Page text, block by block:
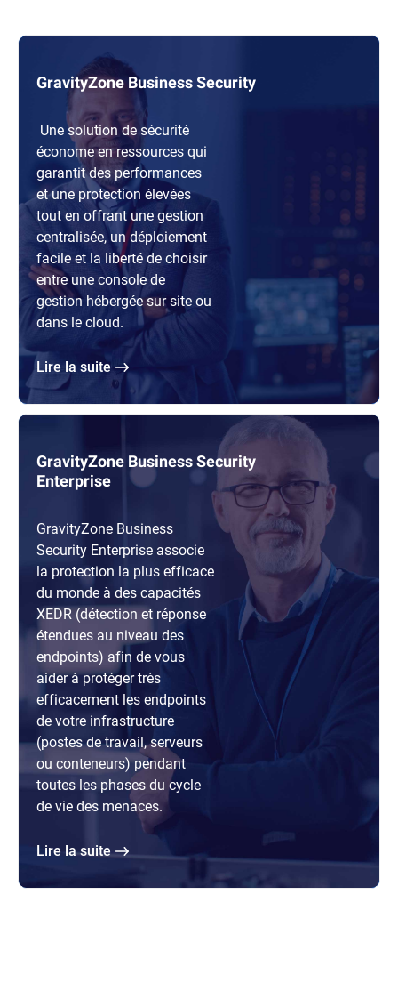
GravityZone Business Security
Une solution de sécurité
économe en ressources qui
garantit des performances
et une protection élevées
tout en offrant une gestion
centralisée, un déploiement
facile et la liberté de choisir
entre une console de
gestion hébergée sur site ou
dans le cloud.
lire la suite
GravityZone Business Security
Enterprise
GravityZone Business
Security Enterprise associe
la protection la plus efficace
du monde à des capacités
XEDR (détection et réponse
étendues au niveau des
endpoints) afin de vous
aider à protéger très
efficacement les endpoints
de votre infrastructure
(postes de travail, serveurs
ou conteneurs) pendant
toutes les phases du cycle
de vie des menaces.
lire la suite